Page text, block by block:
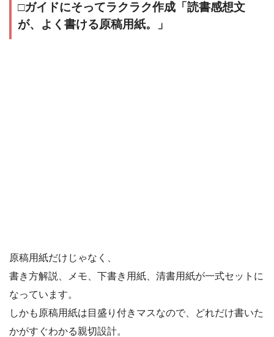
□ガイドにそってラクラク作成「読書感想文
が、よく書ける原稿用紙。」
原稿用紙だけじゃなく、
書き方解説、メモ、下書き用紙、清書用紙が一式セットに
なっています。
しかも原稿用紙は目盛り付きマスなので、どれだけ書いた
かがすぐわかる親切設計。